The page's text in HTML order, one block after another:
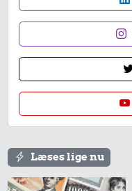
Læses lige nu